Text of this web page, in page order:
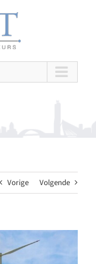
Vorige Volgende